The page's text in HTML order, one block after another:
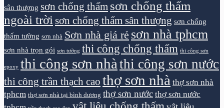
sân thượng sơn chống thấm sơn chống thấm
ngoài trời sơn chống thấm sân thượng sơn chống
thấm tường sơn nhà Sơn nhà giá rẻ sơn nhà tphcm
sơn nhà trọn gói sơn tường thi công chống thấm thi công sơn
epoxy thi công sơn nhà thi công sơn nước
thi công trần thạch cao thợ sơn nhà thợ sơn nhà
tphcm thợ sơn nhà tại bình dương thợ sơn nước thợ sơn nước